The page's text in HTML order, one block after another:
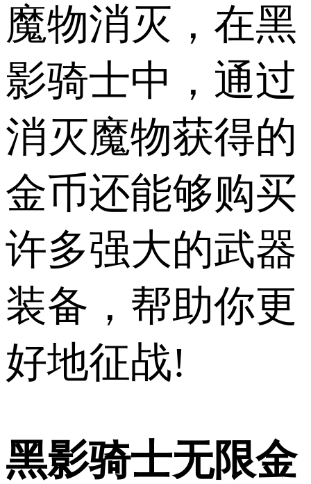
魔物消灭，在黑
影骑士中，通过
消灭魔物获得的
金币还能够购买
许多强大的武器
装备，帮助你更
好地征战!
黑影骑士无限金